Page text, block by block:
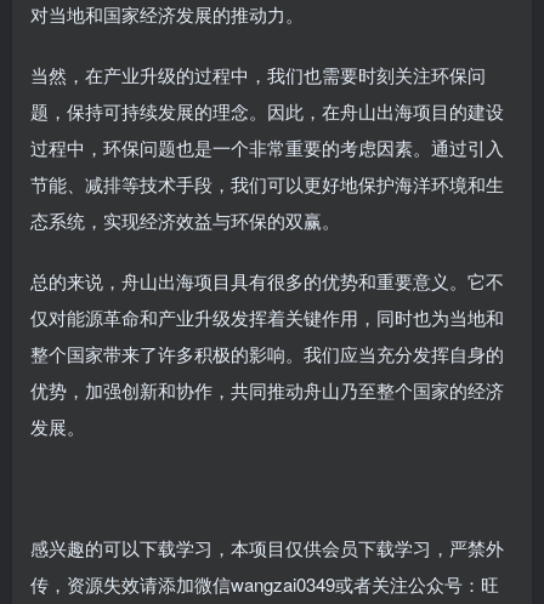
对当地和国家经济发展的推动力。
当然，在产业升级的过程中，我们也需要时刻关注环保问
题，保持可持续发展的理念。因此，在舟山出海项目的建设
过程中，环保问题也是一个非常重要的考虑因素。通过引入
节能、减排等技术手段，我们可以更好地保护海洋环境和生
态系统，实现经济效益与环保的双赢。
总的来说，舟山出海项目具有很多的优势和重要意义。它不
仅对能源革命和产业升级发挥着关键作用，同时也为当地和
整个国家带来了许多积极的影响。我们应当充分发挥自身的
优势，加强创新和协作，共同推动舟山乃至整个国家的经济
发展。
感兴趣的可以下载学习，本项目仅供会员下载学习，严禁外
传，资源失效请添加微信wangzai0349或者关注公众号：旺